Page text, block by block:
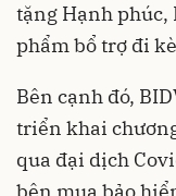
tặng Hạnh phúc,
phẩm bổ trợ đi
Bên cạnh đó,
triển khai
qua đại dịch